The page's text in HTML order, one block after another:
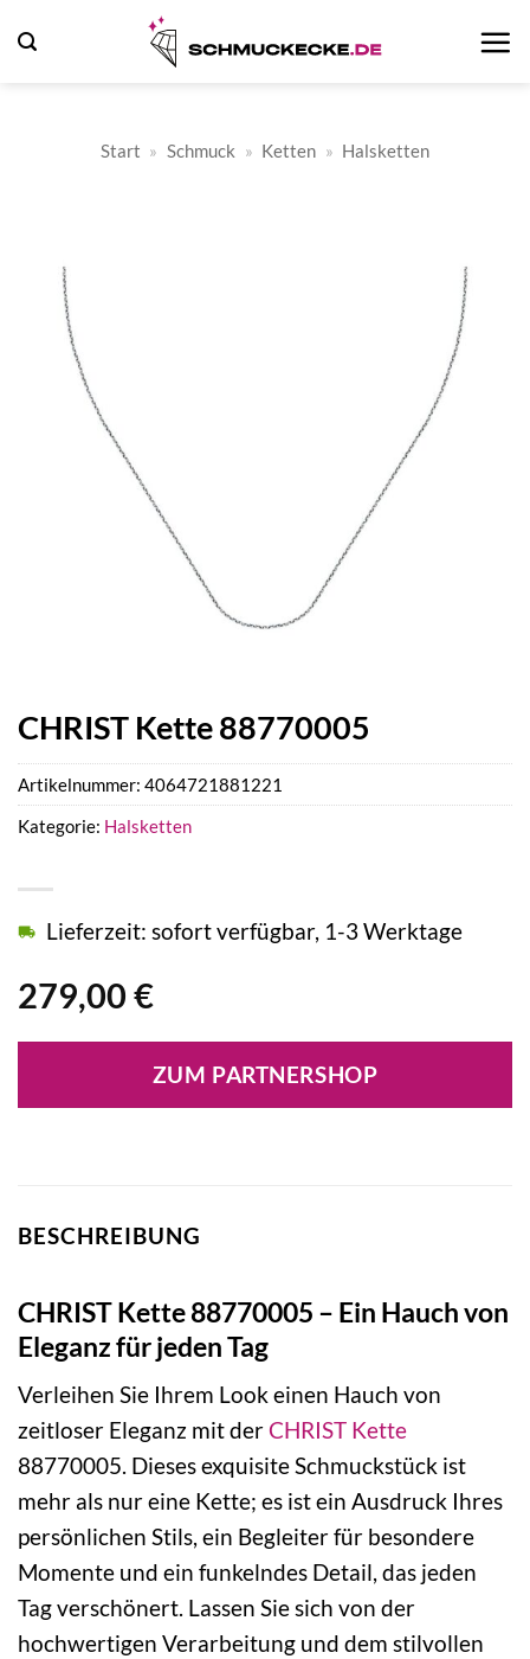
Inhalt
Start » Schmuck » Ketten » Halsketten
CHRIST Kette 88770005
279,00 €
Lieferzeit: sofort verfügbar, 1-3 Werktage
ZUM PARTNERSHOP
Artikelnummer: 4064721881221
Kategorie: Halsketten
BESCHREIBUNG
CHRIST Kette 88770005 – Ein Hauch von
Eleganz für jeden Tag
Verleihen Sie Ihrem Look einen Hauch von
zeitloser Eleganz mit derCHRIST Kette
88770005. Dieses exquisite Schmuckstück ist
mehr als nur eine Kette; es ist ein Ausdruck Ihres
persönlichen Stils, ein Begleiter für besondere
Momente und ein funkelndes Detail, das jeden
Tag verschönert. Lassen Sie sich von der
hochwertigen Verarbeitung und dem stilvollen